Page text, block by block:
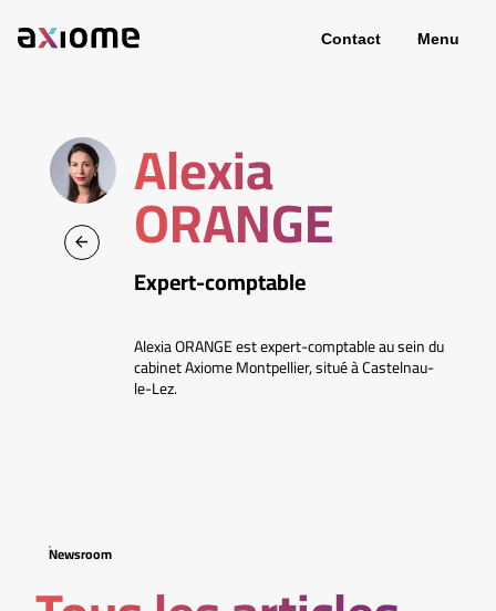
Contact Menu
Alexia
ORANGE
Expert-comptable
Alexia ORANGE est expert-comptable au sein du
cabinet Axiome Montpellier, situé à Castelnau-
le-Lez.
Newsroom